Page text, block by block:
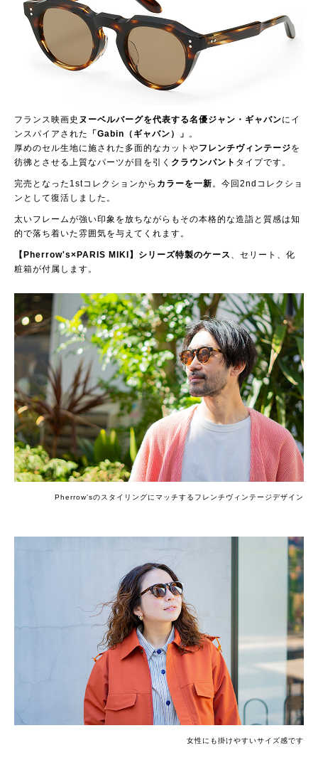
フランス映画史 ヌーベルバーグを代表する名優ジャン・ギャバンにイ
ンスパイアされた
「Gabin（ギャバン）」 。
厚めのセル生地に施された多面的なカットやフレンチヴィンテージを
彷彿とさせる上質なパーツが目を引く クラウンパント タイプです。
完売となった1stコレクションから カラーを一新。今回2ndコレクショ
ンとして復活しました。
太いフレームが強い印象を放ちながらもその本格的な造詣と質感は知
的で落ち着いた雰囲気を与えてくれます。
【Pherrow's×PARIS MIKI】シリーズ特製のケース 、セリート、化
粧箱が付属します。
Pherrow'sのスタイリングにマッチするフレンチヴィンテージデザイン
女性にも掛けやすいサイズ感です